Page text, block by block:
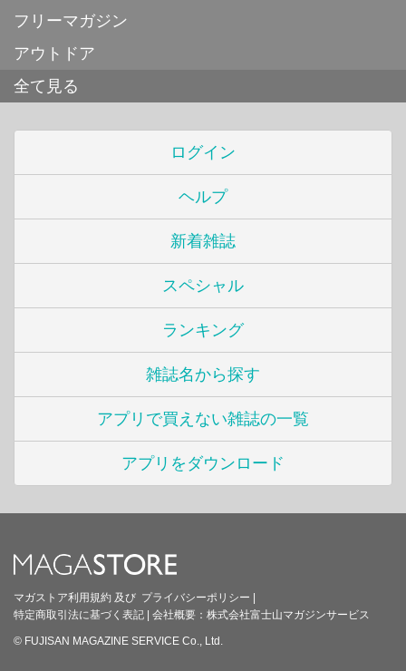
フリーマガジン
アウトドア
全て見る
ログイン
ヘルプ
新着雑誌
スペシャル
ランキング
雑誌名から探す
アプリで買えない雑誌の一覧
アプリをダウンロード
マガストア利用規約 及び プライバシーポリシー |
特定商取引法に基づく表記 | 会社概要： 株式会社富士山マガジンサービス
© FUJISAN MAGAZINE SERVICE Co., Ltd.